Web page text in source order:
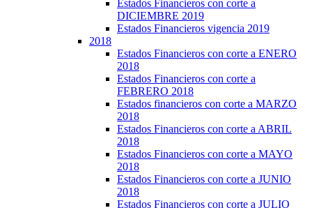
Estados Financieros con corte a
DICIEMBRE 2019
Estados Financieros vigencia 2019
2018
Estados Financieros con corte a ENERO
2018
Estados Financieros con corte a
FEBRERO 2018
Estados financieros con corte a MARZO
2018
Estados Financieros con corte a ABRIL
2018
Estados Financieros con corte a MAYO
2018
Estados Financieros con corte a JUNIO
2018
Estados Financieros con corte a JULIO